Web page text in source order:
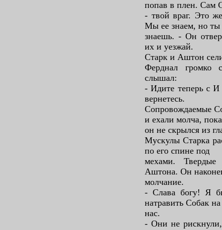
попав в плен. Сам
- твой враг. Это
Мы ее знаем, но ты
знаешь. - Он
их и уезжай.
Старк и Аштон
Ферднал громко
слышал:
- Идите теперь с И
вернетесь.
Сопровождаемые
и ехали молча, пока
он не скрылся из
Мускулы Старка
по его спине под
мехами.
Аштона. Он
молчание.
- Слава богу! Я
натравить Собак на
нас.
- Они не